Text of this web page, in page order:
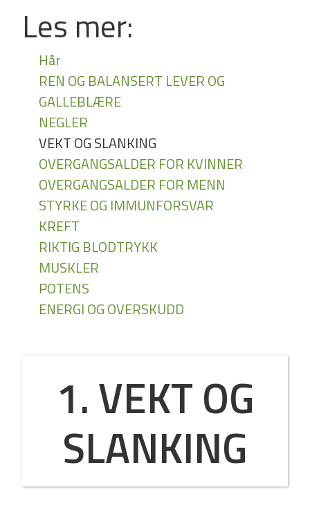
Les mer:
Hår
REN OG BALANSERT LEVER OG
GALLEBLÆRE
NEGLER
VEKT OG SLANKING
OVERGANGSALDER FOR KVINNER
OVERGANGSALDER FOR MENN
STYRKE OG IMMUNFORSVAR
KREFT
RIKTIG BLODTRYKK
MUSKLER
POTENS
ENERGI OG OVERSKUDD
1. VEKT OG
SLANKING